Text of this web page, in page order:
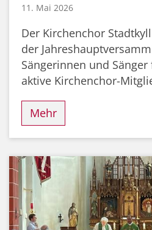
11. Mai 2026
Der Kirchenchor
der
Sängerinnen und
aktive Kirchenchor-
Mehr